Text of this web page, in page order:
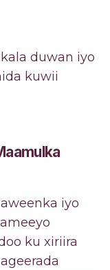
duwan iyo
kuwii
iyo
ku xiriira